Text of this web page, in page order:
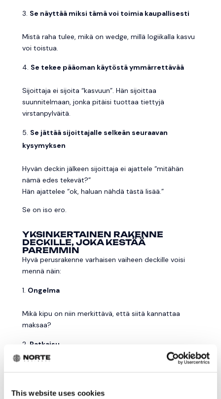
This website uses cookies
Se näyttää miksi tämä voi toimia kaupallisesti
Mistä raha tulee, mikä on wedge, millä logiikalla kasvu
voi toistua.
Se tekee pääoman käytöstä ymmärrettävää
Sijoittaja ei sijoita “kasvuun”. Hän sijoittaa
suunnitelmaan, jonka pitäisi tuottaa tiettyjä
virstanpylväitä.
Se jättää sijoittajalle selkeän seuraavan
kysymyksen
Hyvän deckin jälkeen sijoittaja ei ajattele “mitähän
nämä edes tekevät?”
Hän ajattelee “ok, haluan nähdä tästä lisää.”
Se on iso ero.
YKSINKERTAINEN RAKENNE
DECKILLE, JOKA KESTÄÄ
PAREMMIN
Hyvä perusrakenne varhaisen vaiheen deckille voisi
mennä näin:
Ongelma
Mikä kipu on niin merkittävä, että siitä kannattaa
maksaa?
Ratkaisu
Mitä teette ja mikä on teidän etu verrattuna muihin?